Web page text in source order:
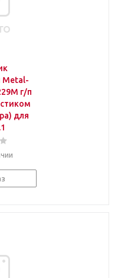
Metal-
г/п
для